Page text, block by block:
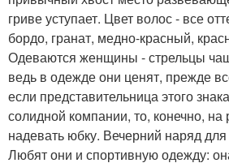
гриве уступает. Цвет волос - все
бордо, гранат, медно-красный,
Одеваются женщины - стрельцы
ведь в одежде они ценят, прежде
если представительница этого
солидной компании, то, конечно, на
надевать юбку. Вечерний наряд для
Любят они и спортивную одежду: